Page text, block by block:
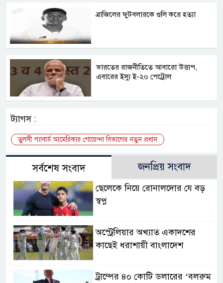
ব্রাজিলের ফুটবলারকে গুলি করে হত্যা
ভারতের রাজনীতিতে আবারো উত্তাপ,
এবারের ইস্যু ই-২০ পেট্রোল
ট্যাগস :
তুলসী গ্যাবার্ড আমেরিকার গোয়েন্দা বিভাগের নতুন প্রধান
সর্বশেষ সংবাদ জনপ্রিয় সংবাদ
ছেলেকে নিয়ে রোনালদোর যে বড়
স্বপ্ন
অস্ট্রেলিয়ার অখ্যাত একাদশের
কাছেই ধরাশায়ী বাংলাদেশ
ট্রাম্পের ৪০ কোটি ডলারের ‘বলরুম